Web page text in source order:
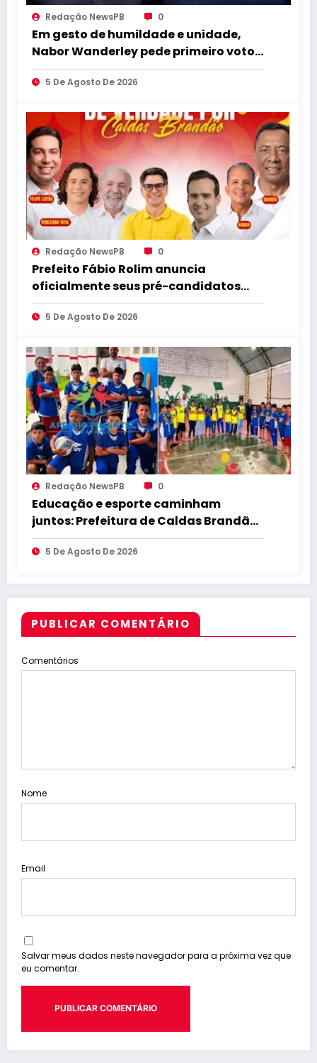
Redação NewsPB 0
Em gesto de humildade e unidade,
Nabor Wanderley pede primeiro voto
para João Azevêdo e reforça
compromisso com o projeto
5 De Agosto De 2026
Redação NewsPB 0
Prefeito Fábio Rolim anuncia
oficialmente seus pré-candidatos
para as eleições e afirma que escolha
é baseada em trabalho com o
Brandão-PB
5 De Agosto De 2026
Redação NewsPB 0
Educação e esporte caminham
juntos: Prefeitura de Caldas Brandão
fortalece educação e incentiva a
prática esportiva na zona rural do
5 De Agosto De 2026
PUBLICAR COMENTÁRIO
Comentários
Nome
Email
Salvar meus dados neste navegador para a próxima vez que
eu comentar.